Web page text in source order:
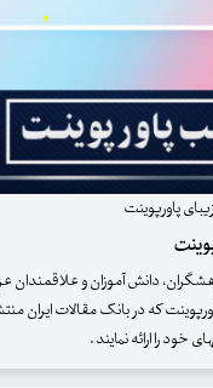
پاورپوینت
دانش آموزان و علاقمندان
که در بانک مقالات ایران
خود را ارائه نمایند .